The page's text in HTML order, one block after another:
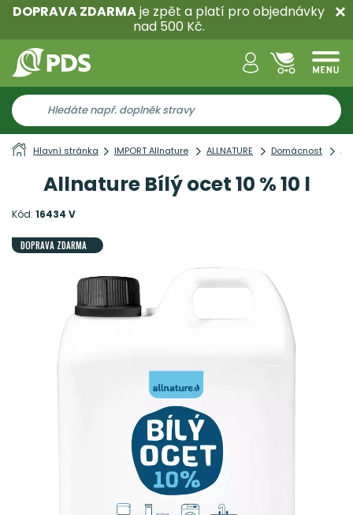
DOPRAVA ZDARMAje zpět a platí pro objednávky
nad 500 Kč.
Hlavní stránka IMPORT Allnature ALLNATURE Domácnost
Allnature Bílý ocet 10 % 10 l
Kód: 16434 V
DOPRAVA ZDARMA